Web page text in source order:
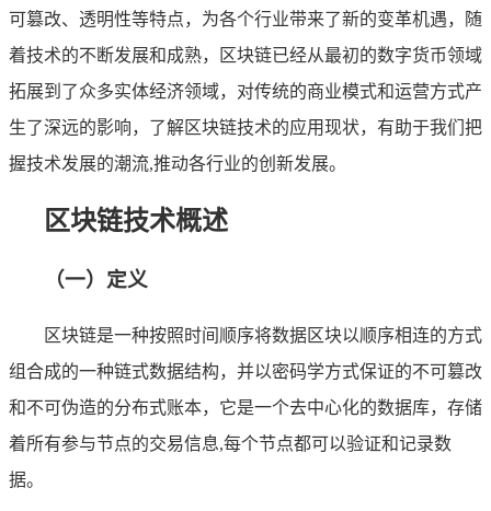
可篡改、透明性等特点，为各个行业带来了新的变革机遇，随
着技术的不断发展和成熟，区块链已经从最初的数字货币领域
拓展到了众多实体经济领域，对传统的商业模式和运营方式产
生了深远的影响，了解区块链技术的应用现状，有助于我们把
握技术发展的潮流,推动各行业的创新发展。
区块链技术概述
（一）定义
区块链是一种按照时间顺序将数据区块以顺序相连的方式
组合成的一种链式数据结构，并以密码学方式保证的不可篡改
和不可伪造的分布式账本，它是一个去中心化的数据库，存储
着所有参与节点的交易信息,每个节点都可以验证和记录数
据。